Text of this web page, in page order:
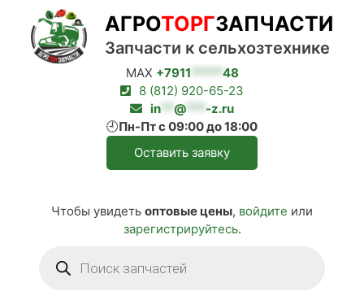
Перейти
содержимому
MAX +7911 ***** 48
8 (812) 920-65-23
in
@ *** -z.ru
🕘Пн-Пт с 09:00 до 18:00
Оставить заявку
Чтобы увидеть оптовые цены, войдите или
зарегистрируйтесь.
товаров
АГРОТОРГЗАПЧАСТИ
Запчасти к сельхозтехнике